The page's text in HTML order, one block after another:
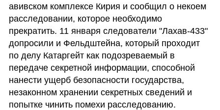
авивском комплексе Кирия и сообщил о некоем
расследовании, которое необходимо
прекратить. 11 января следователи "Лахав-433"
допросили и Фельдштейна, который проходит
по делу Катаргейт как подозреваемый в
передаче секретной информации, способной
нанести ущерб безопасности государства,
незаконном хранении секретных сведений и
попытке чинить помехи расследованию.